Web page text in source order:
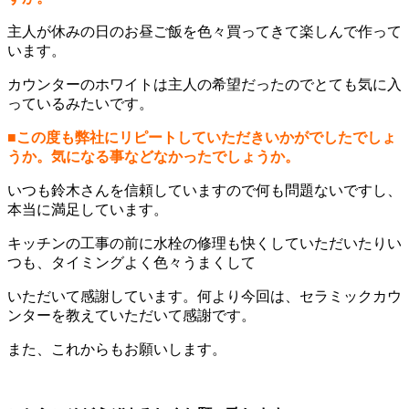
主人が休みの日のお昼ご飯を色々買ってきて楽しんで作って
います。
カウンターのホワイトは主人の希望だったのでとても気に入
っているみたいです。
■この度も弊社にリピートしていただきいかがでしたでしょ
うか。気になる事などなかったでしょうか。
いつも鈴木さんを信頼していますので何も問題ないですし、
本当に満足しています。
キッチンの工事の前に水栓の修理も快くしていただいたりい
つも、タイミングよく色々うまくして
いただいて感謝しています。何より今回は、セラミックカウ
ンターを教えていただいて感謝です。
また、これからもお願いします。